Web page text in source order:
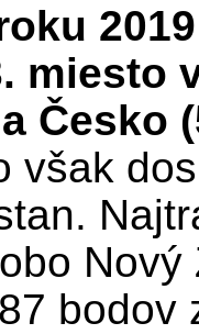
miesto
Česko
však
bodov